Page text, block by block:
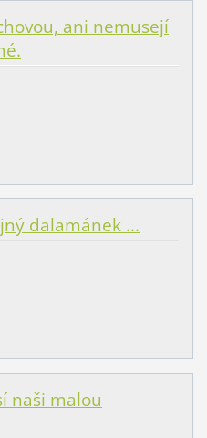
ani nemusejí
dalamánek ...
naši malou